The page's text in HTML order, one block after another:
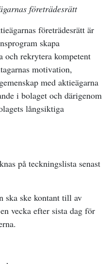
företrädesrätt
företrädesrätt är
skapa
och rekrytera kompetent
motivation,
med aktieägarna
i bolaget och därigenom
långsiktiga
på teckningslista senast
ska ske kontant till av
vecka efter sista dag för